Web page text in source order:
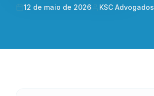
12 de maio de 2026 KSC Advogados